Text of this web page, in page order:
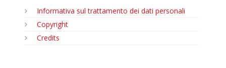
Informativa sul trattamento dei dati personali
Copyright
Credits